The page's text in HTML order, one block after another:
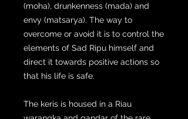
(moha), drunkenness (mada) and
envy (matsarya). The way to
overcome or avoid it is to control the
elements of Sad Ripu himself and
direct it towards positive actions so
that his life is safe.
The keris is housed in a Riau